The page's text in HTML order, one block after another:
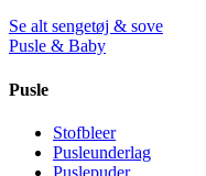
Se alt sengetøj & sove
Pusle & Baby
Pusle
Stofbleer
Pusleunderlag
Puslepuder